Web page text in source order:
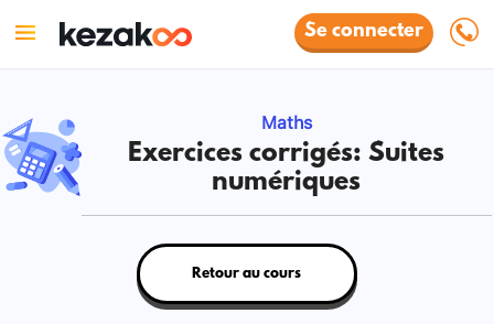
Se connecter
Maths
Exercices corrigés: Suites
numériques
Retour au cours